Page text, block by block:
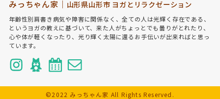
みっちゃん家｜ 山形県山形市 ヨガとリラクゼーション
年齢性別肩書き病気や障害に関係なく、全ての人は光輝く存在である、
というヨガの教えに基づいて、来た人がちょっとでも曇りがとれたり、
心や体が軽くなったり、光り輝く太陽に還るお手伝いが出来ればと思っ
ています。
©2022 みっちゃん家 All Rights Reserved.